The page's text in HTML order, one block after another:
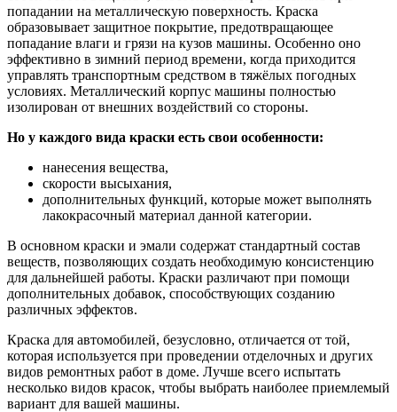
попадании на металлическую поверхность. Краска
образовывает защитное покрытие, предотвращающее
попадание влаги и грязи на кузов машины. Особенно оно
эффективно в зимний период времени, когда приходится
управлять транспортным средством в тяжёлых погодных
условиях. Металлический корпус машины полностью
изолирован от внешних воздействий со стороны.
Но у каждого вида краски есть свои особенности:
нанесения вещества,
скорости высыхания,
дополнительных функций, которые может выполнять
лакокрасочный материал данной категории.
В основном краски и эмали содержат стандартный состав
веществ, позволяющих создать необходимую консистенцию
для дальнейшей работы. Краски различают при помощи
дополнительных добавок, способствующих созданию
различных эффектов.
Краска для автомобилей, безусловно, отличается от той,
которая используется при проведении отделочных и других
видов ремонтных работ в доме. Лучше всего испытать
несколько видов красок, чтобы выбрать наиболее приемлемый
вариант для вашей машины.